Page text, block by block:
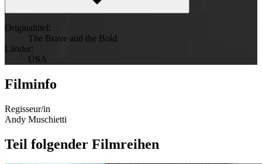
Originaltitel:
The Brave and the Bold
Länder:
USA
Filminfo
Regisseur/in
Andy Muschietti
Teil folgender Filmreihen